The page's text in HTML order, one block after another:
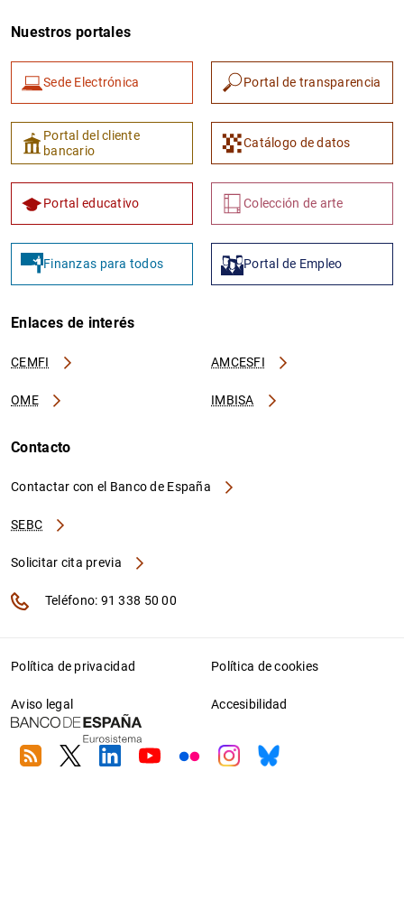
Nuestros portales
Sede Electrónica Portal de transparencia
Portal del cliente
bancario
Catálogo de datos
Portal educativo Colección de arte
Finanzas para todos Portal de Empleo
Enlaces de interés
CEMFI AMCESFI
OME IMBISA
Contacto
Contactar con el Banco de España
SEBC
Solicitar cita previa
Teléfono: 91 338 50 00
Política de privacidad Política de cookies
Aviso legal Accesibilidad
RSS TwitterLinkedin
YoutubeFlickrInstagram
Bluesky